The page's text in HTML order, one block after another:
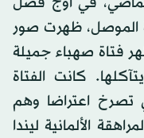
الموصل، ظهرت صور
فتاة صهباء جميلة
كانت الفتاة
تصرخ اعتراضا وهم
الألمانية ليندا